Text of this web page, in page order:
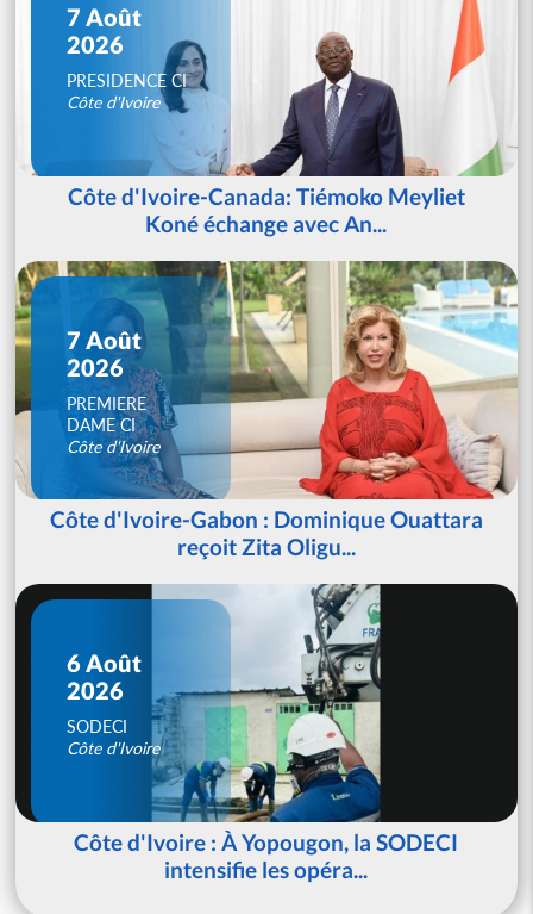
7 Août
2026
PRESIDENCE CI
Côte d'Ivoire
Côte d'Ivoire-Canada: Tiémoko Meyliet
Koné échange avec An...
7 Août
2026
PREMIERE
DAME CI
Côte d'Ivoire
Côte d'Ivoire-Gabon : Dominique Ouattara
reçoit Zita Oligu...
6 Août
2026
SODECI
Côte d'Ivoire
Côte d'Ivoire : À Yopougon, la SODECI
intensifie les opéra...